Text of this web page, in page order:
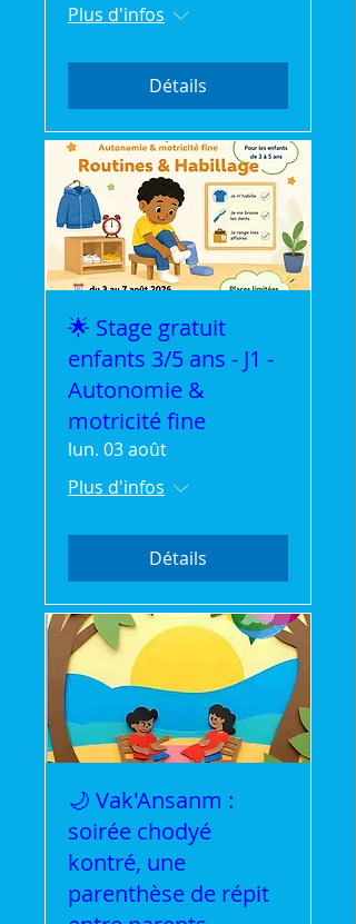
Plus d'infos
Détails
🌟 Stage gratuit
enfants 3/5 ans - J1 -
Autonomie &
motricité fine
lun. 03 août
Plus d'infos
Détails
🌙 Vak'Ansanm :
soirée chodyé
kontré, une
parenthèse de répit